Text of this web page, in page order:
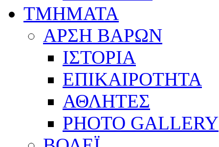
ΤΜΗΜΑΤΑ
ΑΡΣΗ ΒΑΡΩΝ
ΙΣΤΟΡΙΑ
ΕΠΙΚΑΙΡΟΤΗΤΑ
ΑΘΛΗΤΕΣ
PHOTO GALLERY